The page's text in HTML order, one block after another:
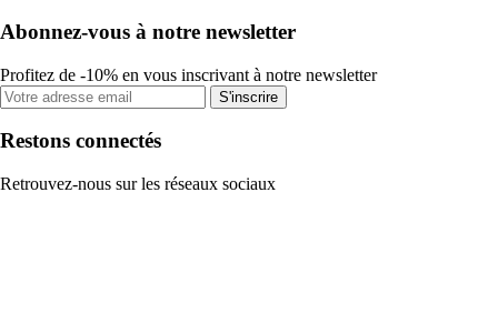
Abonnez-vous à notre newsletter
Profitez de -10% en vous inscrivant à notre newsletter
S'inscrire
Restons connectés
Retrouvez-nous sur les réseaux sociaux